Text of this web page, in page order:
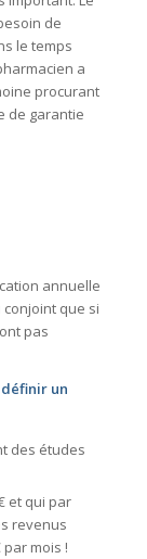
de
le temps
a
procurant
de garantie
annuelle
que si
pas
un
des études
et qui par
revenus
mois !